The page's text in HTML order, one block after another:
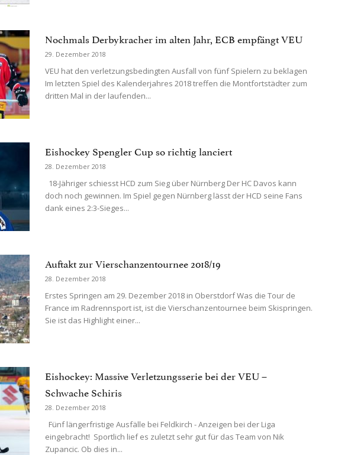
Nochmals Derbykracher im alten Jahr, ECB empfängt VEU
29. Dezember 2018
VEU hat den verletzungsbedingten Ausfall von fünf Spielern zu beklagen
Im letzten Spiel des Kalenderjahres 2018 treffen die Montfortstädter zum
dritten Mal in der laufenden...
Eishockey Spengler Cup so richtig lanciert
28. Dezember 2018
18-Jähriger schiesst HCD zum Sieg über Nürnberg Der HC Davos kann
doch noch gewinnen. Im Spiel gegen Nürnberg lässt der HCD seine Fans
dank eines 2:3-Sieges...
Auftakt zur Vierschanzentournee 2018/19
28. Dezember 2018
Erstes Springen am 29. Dezember 2018 in Oberstdorf Was die Tour de
France im Radrennsport ist, ist die Vierschanzentournee beim Skispringen.
Sie ist das Highlight einer...
Eishockey: Massive Verletzungsserie bei der VEU –
Schwache Schiris
28. Dezember 2018
Fünf längerfristige Ausfälle bei Feldkirch - Anzeigen bei der Liga
eingebracht! Sportlich lief es zuletzt sehr gut für das Team von Nik
Zupancic. Ob dies in...